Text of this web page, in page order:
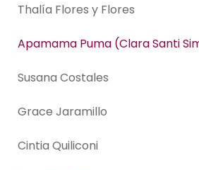
Thalía Flores y Flores
Apamama Puma (Clara Santi
Susana Costales
Grace Jaramillo
Cintia Quiliconi